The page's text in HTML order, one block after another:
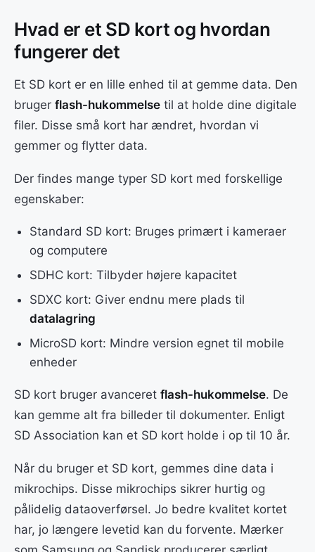
Hvad er et SD kort og hvordan
fungerer det
Et SD kort er en lille enhed til at gemme data. Den
bruger flash-hukommelse til at holde dine digitale
filer. Disse små kort har ændret, hvordan vi
gemmer og flytter data.
Der findes mange typer SD kort med forskellige
egenskaber:
Standard SD kort: Bruges primært i kameraer
og computere
SDHC kort: Tilbyder højere kapacitet
SDXC kort: Giver endnu mere plads til
datalagring
MicroSD kort: Mindre version egnet til mobile
enheder
SD kort bruger avanceret flash-hukommelse. De
kan gemme alt fra billeder til dokumenter. Enligt
SD Association kan et SD kort holde i op til 10 år.
Når du bruger et SD kort, gemmes dine data i
mikrochips. Disse mikrochips sikrer hurtig og
pålidelig dataoverførsel. Jo bedre kvalitet kortet
har, jo længere levetid kan du forvente. Mærker